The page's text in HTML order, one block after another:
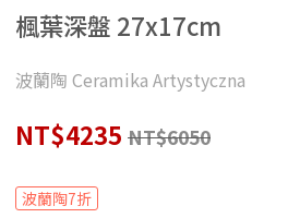
楓葉深盤 27x17cm
波蘭陶 Ceramika Artystyczna
NT$4235 NT$6050
波蘭陶7折